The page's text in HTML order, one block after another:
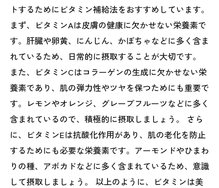
トするためにビタミン補給法をおすすめしています。
まず、ビタミンAは皮膚の健康に欠かせない栄養素で
す。肝臓や卵黄、にんじん、かぼちゃなどに多く含ま
れているため、日常的に摂取することが大切です。
また、ビタミンCはコラーゲンの生成に欠かせない栄
養素であり、肌の弾力性やツヤを保つためにも重要で
す。レモンやオレンジ、グレープフルーツなどに多く
含まれているので、積極的に摂取しましょう。 さら
に、ビタミンEは抗酸化作用があり、肌の老化を防止
するためにも必要な栄養素です。アーモンドやひまわ
りの種、アボカドなどに多く含まれているため、意識
して摂取しましょう。 以上のように、ビタミンは美